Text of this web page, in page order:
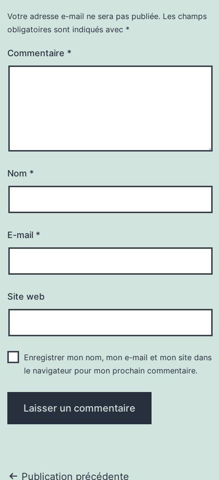
Votre adresse e-mail ne sera pas publiée. Les champs
obligatoires sont indiqués avec *
Commentaire *
Nom *
E-mail *
Site web
Enregistrer mon nom, mon e-mail et mon site dans
le navigateur pour mon prochain commentaire.
Publication précédente